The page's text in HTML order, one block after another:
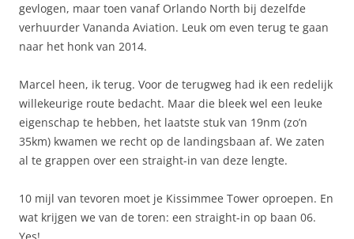
gevlogen, maar toen vanaf Orlando North bij dezelfde
verhuurder Vananda Aviation. Leuk om even terug te gaan
naar het honk van 2014.
Marcel heen, ik terug. Voor de terugweg had ik een redelijk
willekeurige route bedacht. Maar die bleek wel een leuke
eigenschap te hebben, het laatste stuk van 19nm (zo’n
35km) kwamen we recht op de landingsbaan af. We zaten
al te grappen over een straight-in van deze lengte.
10 mijl van tevoren moet je Kissimmee Tower oproepen. En
wat krijgen we van de toren: een straight-in op baan 06.